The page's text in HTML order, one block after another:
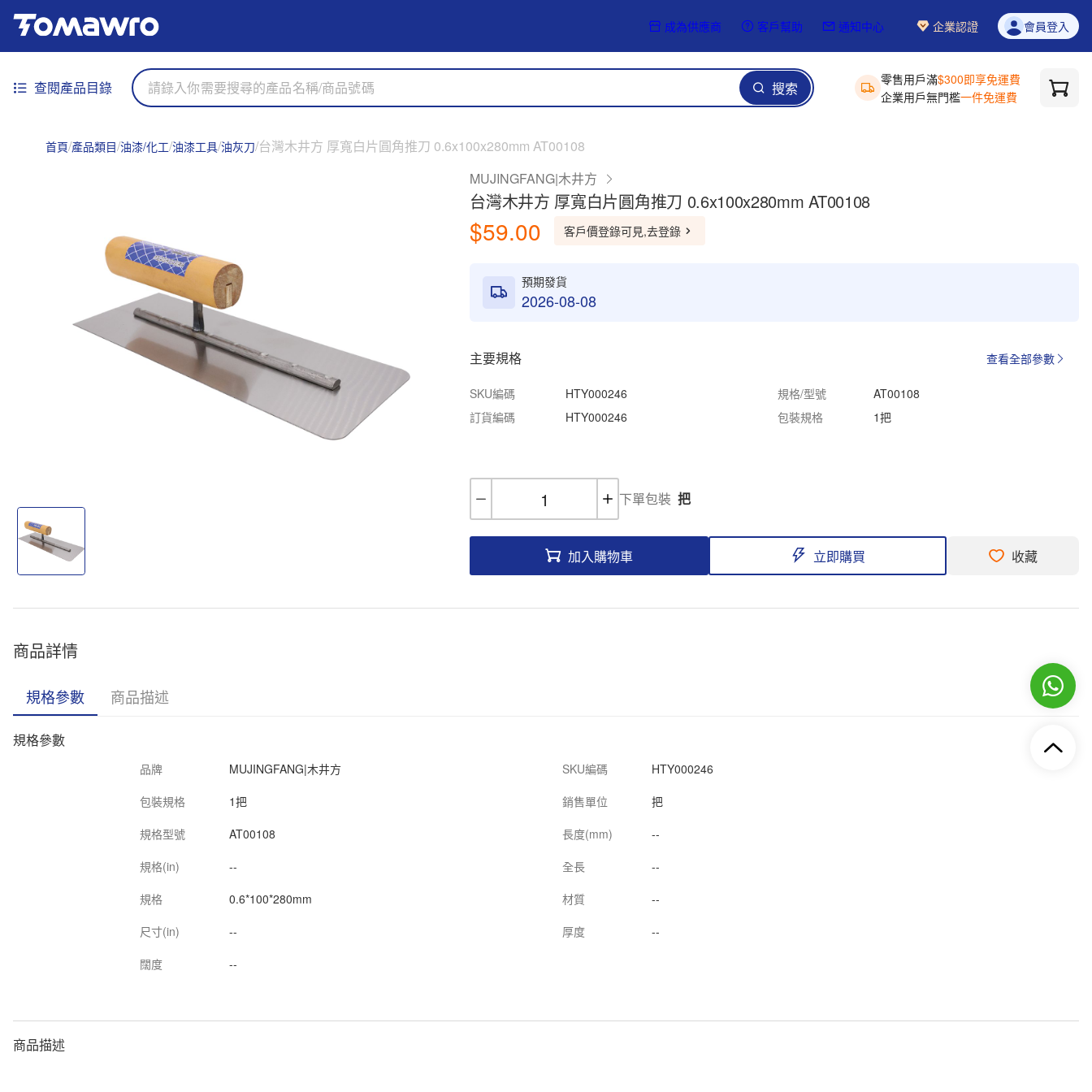
成為供應商 客戶幫助 通知中心 企業認證 會員登入
查閱產品目錄 搜索 零售用戶滿$300即享免運費
企業用戶無門檻一件免運費
首頁 產品類目 油漆/化工 油漆工具 油灰刀 台灣木井方 厚寬白片圓角推刀 0.6x100x280mm AT00108
MUJINGFANG|木井方
台灣木井方 厚寬白片圓角推刀 0.6x100x280mm AT00108
$59.00 客戶價登錄可見,去登錄
預期發貨
2026-08-08
主要規格 查看全部參數
SKU編碼 HTY000246 規格/型號
AT00108
訂貨編碼
HTY000246 包裝規格 1把
下單包裝 把
加入購物車 立即購買 收藏
商品詳情
規格參數 商品描述
規格參數
品牌 MUJINGFANG|木井方 SKU編碼
HTY000246
包裝規格
1把 銷售單位
把
規格型號
AT00108 長度(mm)
--
規格(in)
-- 全長
--
規格
0.6*100*280mm 材質
--
尺寸(in)
-- 厚度
--
闊度
--
商品描述